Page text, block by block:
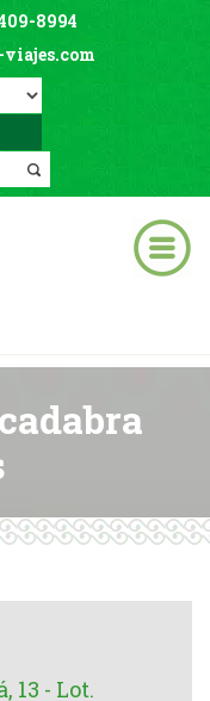
8994
13 - Lot.